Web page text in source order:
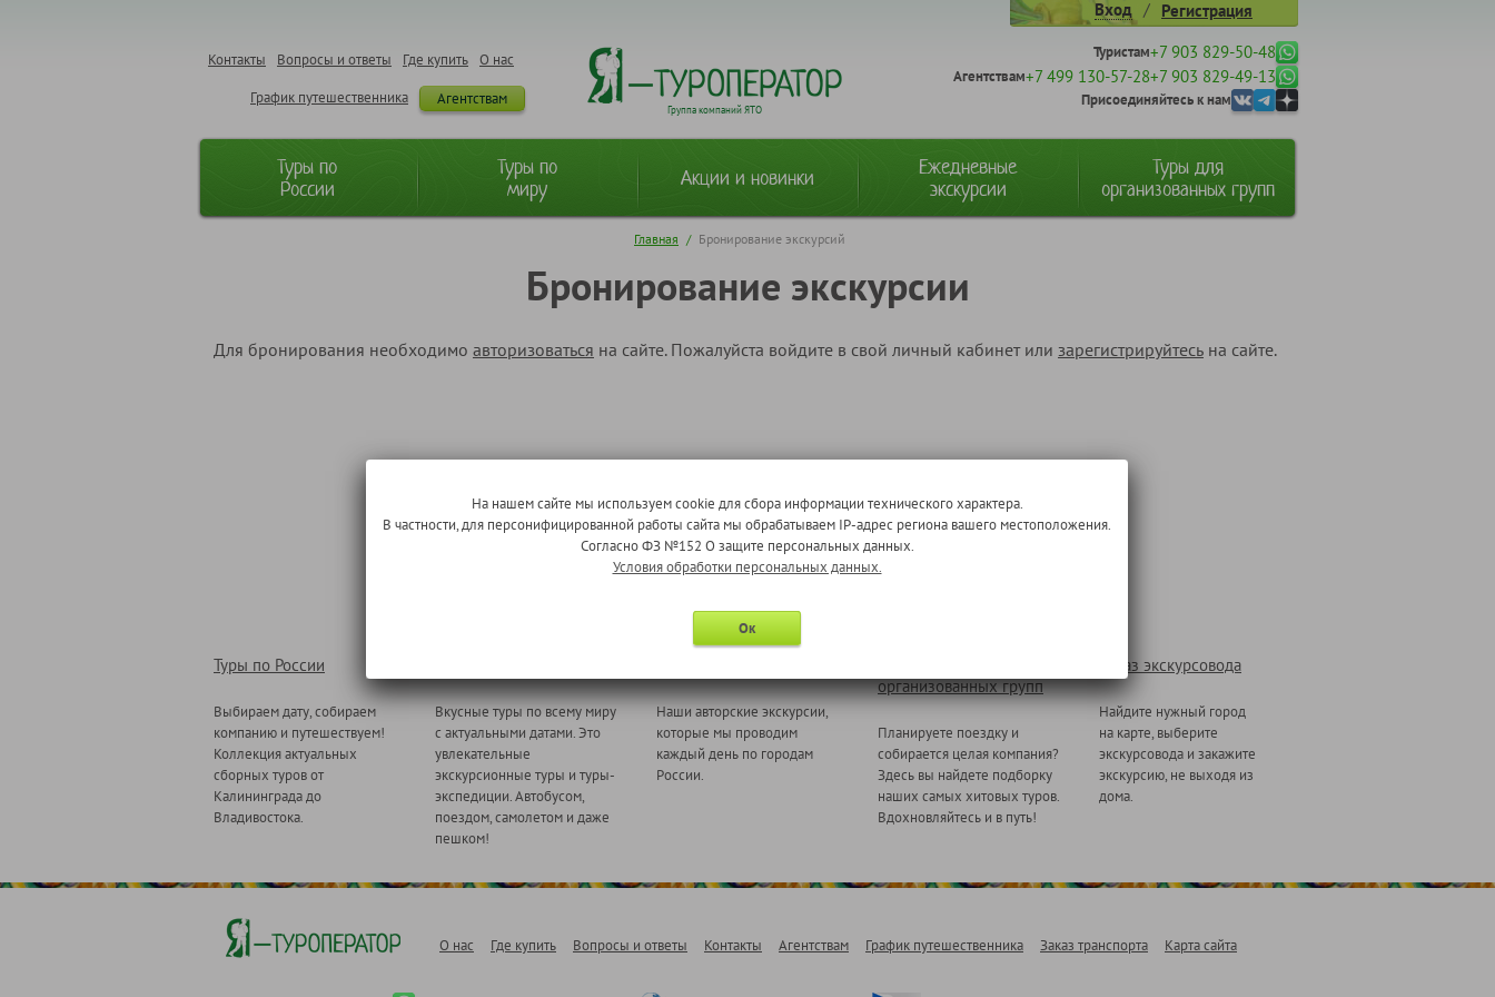
Вход / Регистрация
О нас
Где купить
Вопросы и ответы
Контакты
Агентствам
График путешественника
Группа компаний ЯТО
Туристам+7 903 829-50-48
Агентствам+7 499 130-57-28+7 903 829-49-13
Присоединяйтесь к нам
Туры по
России
Туры по
миру
Акции и новинки
Ежедневные
экскурсии
Туры для
организованных групп
Главная / Бронирование экскурсий
Бронирование экскурсии
Для бронирования необходимо авторизоваться на сайте. Пожалуйста войдите в свой личный кабинет или зарегистрируйтесь на сайте.
Туры по России
Выбираем дату, собираем
компанию и путешествуем!
Коллекция актуальных
сборных туров от
Калининграда до
Владивостока.
Вкусные туры по всему миру
с актуальными датами. Это
увлекательные
экскурсионные туры и туры-
экспедиции. Автобусом,
поездом, самолетом и даже
пешком!
Наши авторские экскурсии,
которые мы проводим
каждый день по городам
России.
организованных групп
Планируете поездку и
собирается целая компания?
Здесь вы найдете подборку
наших самых хитовых туров.
Вдохновляйтесь и в путь!
Заказ экскурсовода
Найдите нужный город
на карте, выберите
экскурсовода и закажите
экскурсию, не выходя из
дома.
О нас Где купить Вопросы и ответы Контакты Агентствам График путешественника Заказ транспорта Карта сайта
На нашем сайте мы используем cookie для сбора информации технического характера.
В частности, для персонифицированной работы сайта мы обрабатываем IP-адрес региона вашего местоположения.
Согласно ФЗ №152 О защите персональных данных.
Условия обработки персональных данных.
Ок